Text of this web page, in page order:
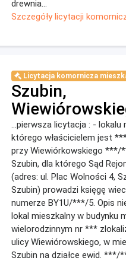
drewnia...
Szczegóły licytacji
Licytacja komornicza
Szubin,
...pierwsza licytacja : - lokalu
którego właścicielem jest
przy Wiewiórkowskiego ***/
Szubin, dla którego Sąd
(adres: ul. Plac Wolności 4,
Szubin) prowadzi księgę
numerze BY1U/***/5. Opis
lokal mieszkalny w budynku
wielorodzinnym nr ***
ulicy Wiewiórowskiego, w
Szubin na działce ewid. ***/